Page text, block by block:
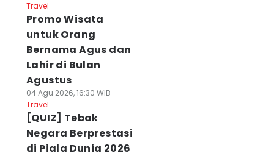
Travel
Promo Wisata
untuk Orang
Bernama Agus dan
Lahir di Bulan
Agustus
04 Agu 2026, 16:30 WIB
Travel
[QUIZ] Tebak
Negara Berprestasi
di Piala Dunia 2026